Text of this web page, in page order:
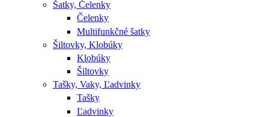
Šatky, Čelenky
Čelenky
Multifunkčné šatky
Šiltovky, Klobúky
Klobúky
Šiltovky
Tašky, Vaky, Ľadvinky
Tašky
Ľadvinky